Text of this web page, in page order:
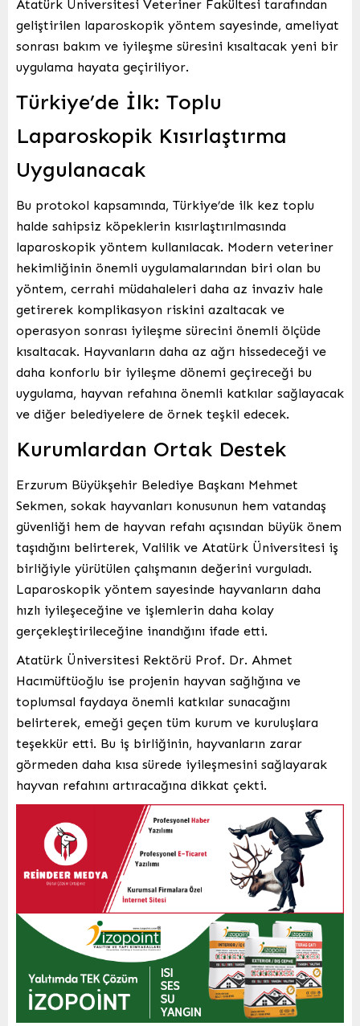
Atatürk Üniversitesi Veteriner Fakültesi tarafından
geliştirilen laparoskopik yöntem sayesinde, ameliyat
sonrası bakım ve iyileşme süresini kısaltacak yeni bir
uygulama hayata geçiriliyor.
Türkiye’de İlk: Toplu
Laparoskopik Kısırlaştırma
Uygulanacak
Bu protokol kapsamında, Türkiye’de ilk kez toplu
halde sahipsiz köpeklerin kısırlaştırılmasında
laparoskopik yöntem kullanılacak. Modern veteriner
hekimliğinin önemli uygulamalarından biri olan bu
yöntem, cerrahi müdahaleleri daha az invaziv hale
getirerek komplikasyon riskini azaltacak ve
operasyon sonrası iyileşme sürecini önemli ölçüde
kısaltacak. Hayvanların daha az ağrı hissedeceği ve
daha konforlu bir iyileşme dönemi geçireceği bu
uygulama, hayvan refahına önemli katkılar sağlayacak
ve diğer belediyelere de örnek teşkil edecek.
Kurumlardan Ortak Destek
Erzurum Büyükşehir Belediye Başkanı Mehmet
Sekmen, sokak hayvanları konusunun hem vatandaş
güvenliği hem de hayvan refahı açısından büyük önem
taşıdığını belirterek, Valilik ve Atatürk Üniversitesi iş
birliğiyle yürütülen çalışmanın değerini vurguladı.
Laparoskopik yöntem sayesinde hayvanların daha
hızlı iyileşeceğine ve işlemlerin daha kolay
gerçekleştirileceğine inandığını ifade etti.
Atatürk Üniversitesi Rektörü Prof. Dr. Ahmet
Hacımüftüoğlu ise projenin hayvan sağlığına ve
toplumsal faydaya önemli katkılar sunacağını
belirterek, emeği geçen tüm kurum ve kuruluşlara
teşekkür etti. Bu iş birliğinin, hayvanların zarar
görmeden daha kısa sürede iyileşmesini sağlayarak
hayvan refahını artıracağına dikkat çekti.